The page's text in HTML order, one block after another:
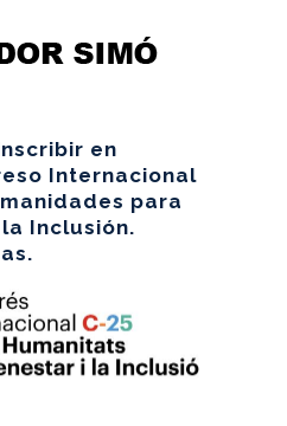
en
Internacional
para
Inclusión.